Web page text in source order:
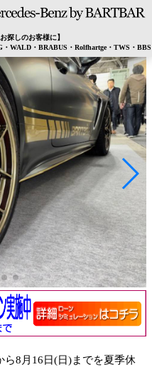
探しのお客様に】
WALD・BRABUS・Rolfhartge・TWS・BBS
8月16日(日)までを夏季休